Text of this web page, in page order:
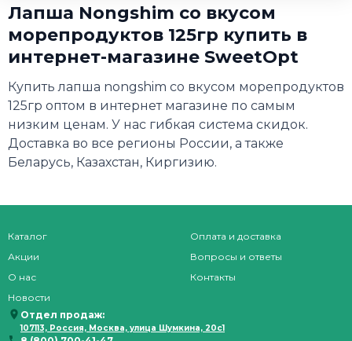
Лапша Nongshim со вкусом
морепродуктов 125гр купить в
интернет-магазине SweetOpt
Купить лапша nongshim со вкусом морепродуктов
125гр оптом в интернет магазине по самым
низким ценам. У нас гибкая система скидок.
Доставка во все регионы России, а также
Беларусь, Казахстан, Киргизию.
Каталог
Акции
О нас
Новости
Оплата и доставка
Вопросы и ответы
Контакты
Отдел продаж:
107113, Россия, Москва, улица Шумкина, 20с1